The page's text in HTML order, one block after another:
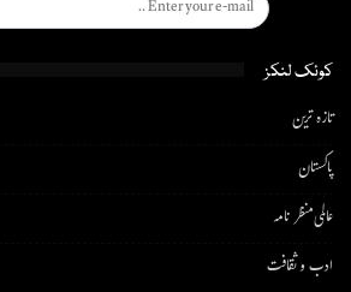
کوئک لنکز
تازہ ترین
پاکستان
عالمی منظر نامہ
ادب و ثقافت